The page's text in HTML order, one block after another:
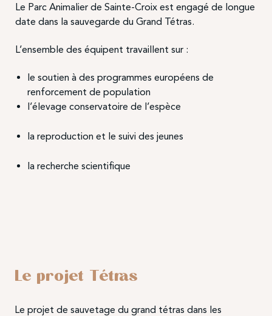
Le Parc Animalier de Sainte-Croix est engagé de longue
date dans la sauvegarde du Grand Tétras.
L’ensemble des équipent travaillent sur :
le soutien à des programmes européens de
renforcement de population
l’élevage conservatoire de l’espèce
la reproduction et le suivi des jeunes
la recherche scientifique
Le projet Tétras
Le projet de sauvetage du grand tétras dans les